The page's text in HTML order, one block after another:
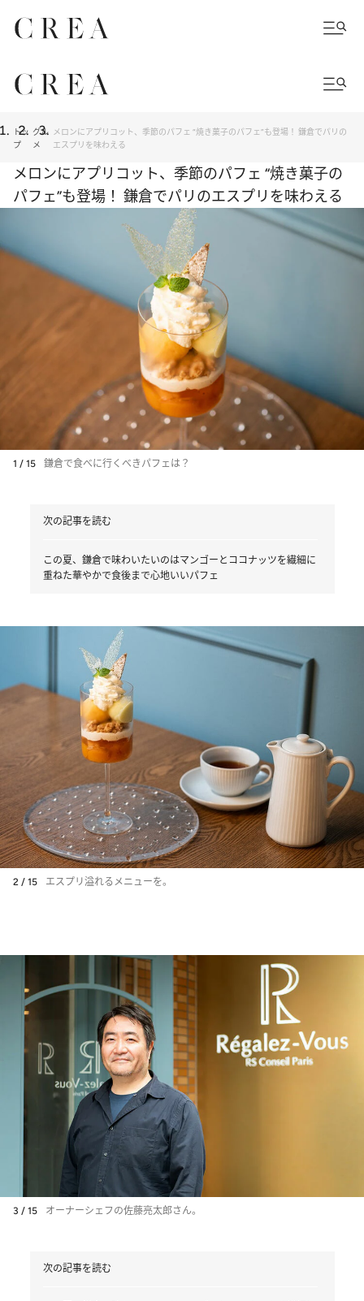
トッ
プ
グル
メ
メロンにアプリコット、季節のパフェ “焼き菓子のパフェ”も登場！ 鎌倉でパリの
エスプリを味わえる
メロンにアプリコット、季節のパフェ “焼き菓子の
パフェ”も登場！ 鎌倉でパリのエスプリを味わえる
1 / 15 鎌倉で食べに行くべきパフェは？
次の記事を読む
この夏、鎌倉で味わいたいのはマンゴーとココナッツを繊細に
重ねた華やかで食後まで心地いいパフェ
2 / 15 エスプリ溢れるメニューを。
3 / 15 オーナーシェフの佐藤亮太郎さん。
次の記事を読む